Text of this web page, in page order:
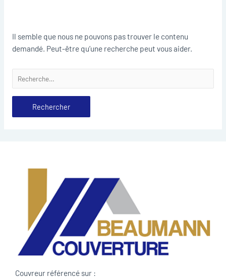
Il semble que nous ne pouvons pas trouver le contenu
demandé. Peut-être qu’une recherche peut vous aider.
Couvreur référencé sur :